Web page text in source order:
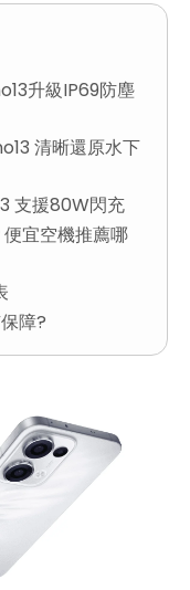
升級IP69防塵
清晰還原水下
支援80W閃充
宜空機推薦哪
障?